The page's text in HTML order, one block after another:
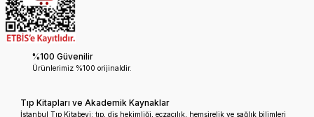
%100 Güvenilir
Ürünlerimiz %100 orijinaldir.
Tıp Kitapları ve Akademik Kaynaklar
İstanbul Tıp Kitabevi; tıp, diş hekimliği, eczacılık, hemşirelik ve sağlık bilimleri